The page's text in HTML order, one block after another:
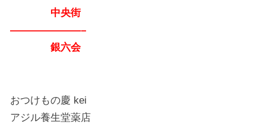
中央街
———————–
銀六会
おつけもの慶 kei
アジル養生堂薬店